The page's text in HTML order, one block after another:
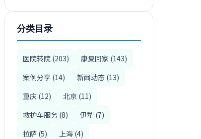
分类目录
医院转院 (203)
康复回家 (143)
案例分享 (14)
新闻动态 (13)
重庆 (12)
北京 (11)
救护车服务 (8)
伊犁 (7)
拉萨 (5)
上海 (4)